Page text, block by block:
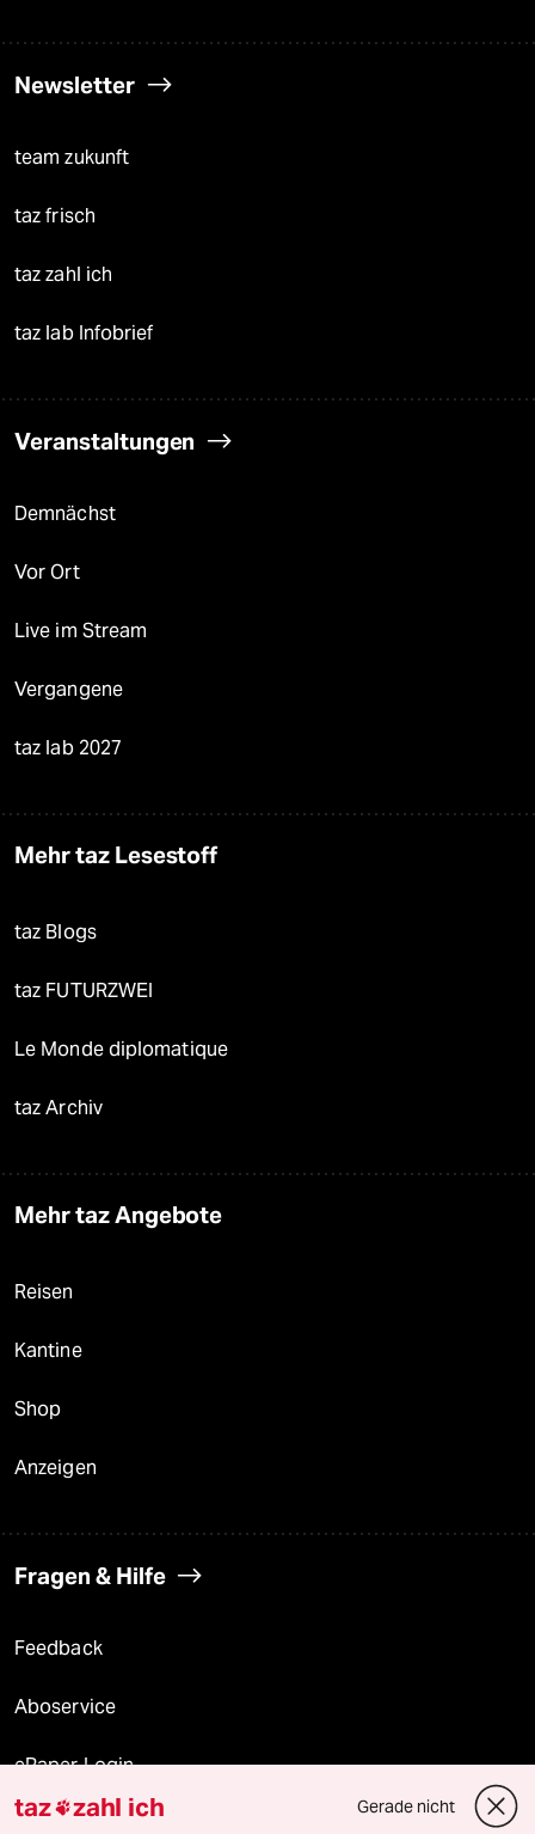
Newsletter
team zukunft
taz frisch
taz zahl ich
taz lab Infobrief
Veranstaltungen
Demnächst
Vor Ort
Live im Stream
Vergangene
taz lab 2027
Mehr taz Lesestoff
taz Blogs
taz FUTURZWEI
Le Monde diplomatique
taz Archiv
Mehr taz Angebote
Reisen
Kantine
Shop
Anzeigen
Fragen & Hilfe
Feedback
Aboservice
ePaper Login
Downloads für Abonnierende
taz zahl ich Gerade nicht